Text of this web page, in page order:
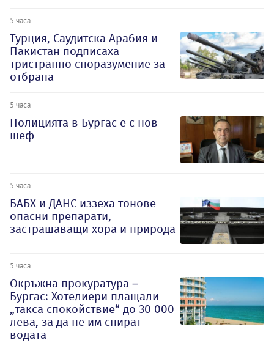
5 часа
Турция, Саудитска Арабия и
Пакистан подписаха
тристранно споразумение за
отбрана
5 часа
Полицията в Бургас е с нов
шеф
5 часа
БАБХ и ДАНС иззеха тонове
опасни препарати,
застрашаващи хора и природа
5 часа
Окръжна прокуратура –
Бургас: Хотелиери плащали
„такса спокойствие“ до 30 000
лева, за да не им спират
водата